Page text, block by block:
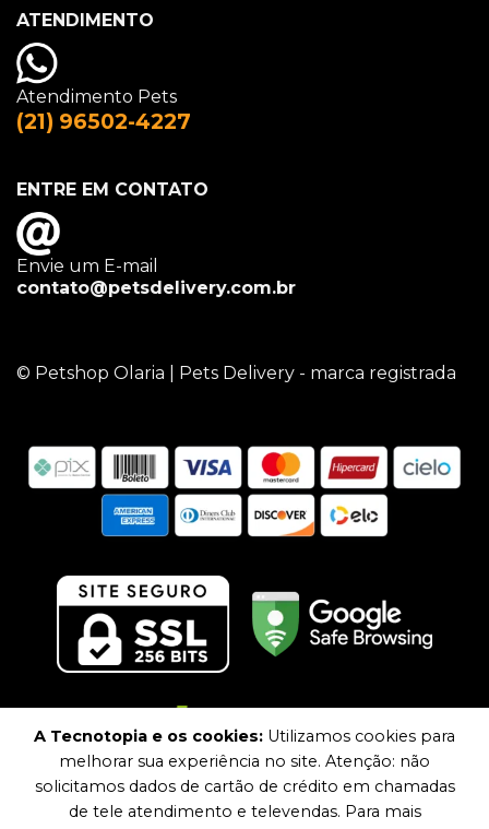
ATENDIMENTO
Atendimento Pets
(21) 96502-4227
ENTRE EM CONTATO
Envie um E-mail
contato@petsdelivery.com.br
© Petshop Olaria | Pets Delivery - marca registrada
A Tecnotopia e os cookies: Utilizamos cookies para
melhorar sua experiência no site. Atenção: não
solicitamos dados de cartão de crédito em chamadas
de tele atendimento e televendas. Para mais